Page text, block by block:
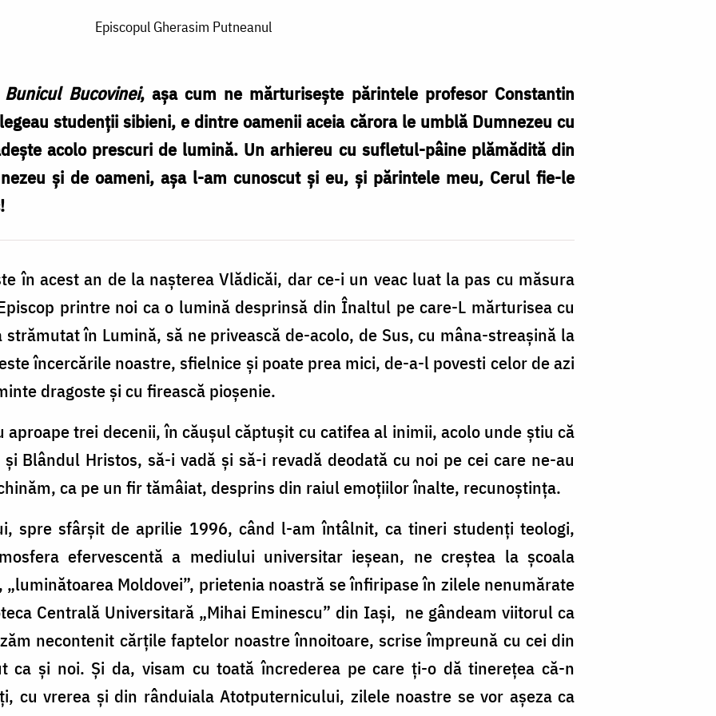
Episcopul Gherasim Putneanul
Bunicul Bucovinei, așa cum ne mărturisește părintele profesor Constantin
studenții sibieni, e dintre oamenii aceia cărora le umblă Dumnezeu cu
acolo prescuri de lumină. Un arhiereu cu sufletul-pâine plămădită din
și de oameni, așa l-am cunoscut și eu, și părintele meu, Cerul fie-le
în acest an de la nașterea Vlădicăi, dar ce-i un veac luat la pas cu măsura
printre noi ca o lumină desprinsă din Înaltul pe care-L mărturisea cu
în Lumină, să ne privească de-acolo, de Sus, cu mâna-streașină la
încercările noastre, sfielnice și poate prea mici, de-a-l povesti celor de azi
dragoste și cu firească pioșenie.
aproape trei decenii, în căușul căptușit cu catifea al inimii, acolo unde știu că
Blândul Hristos, să-i vadă și să-i revadă deodată cu noi pe cei care ne-au
ca pe un fir tămâiat, desprins din raiul emoțiilor înalte, recunoștința.
spre sfârșit de aprilie 1996, când l-am întâlnit, ca tineri studenți teologi,
efervescentă a mediului universitar ieșean, ne creștea la școala
Moldovei”, prietenia noastră se înfiripase în zilele nenumărate
Centrală Universitară „Mihai Eminescu” din Iași, ne gândeam viitorul ca
necontenit cărțile faptelor noastre înnoitoare, scrise împreună cu cei din
ca și noi. Și da, visam cu toată încrederea pe care ți-o dă tinerețea că-n
cu vrerea și din rânduiala Atotputernicului, zilele noastre se vor așeza ca